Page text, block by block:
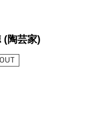
(陶芸家)